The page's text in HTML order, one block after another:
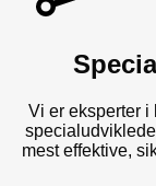
Vi er eksperter i
mest effektive,